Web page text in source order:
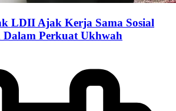
LDII Ajak Kerja Sama Sosial
Dalam Perkuat Ukhwah